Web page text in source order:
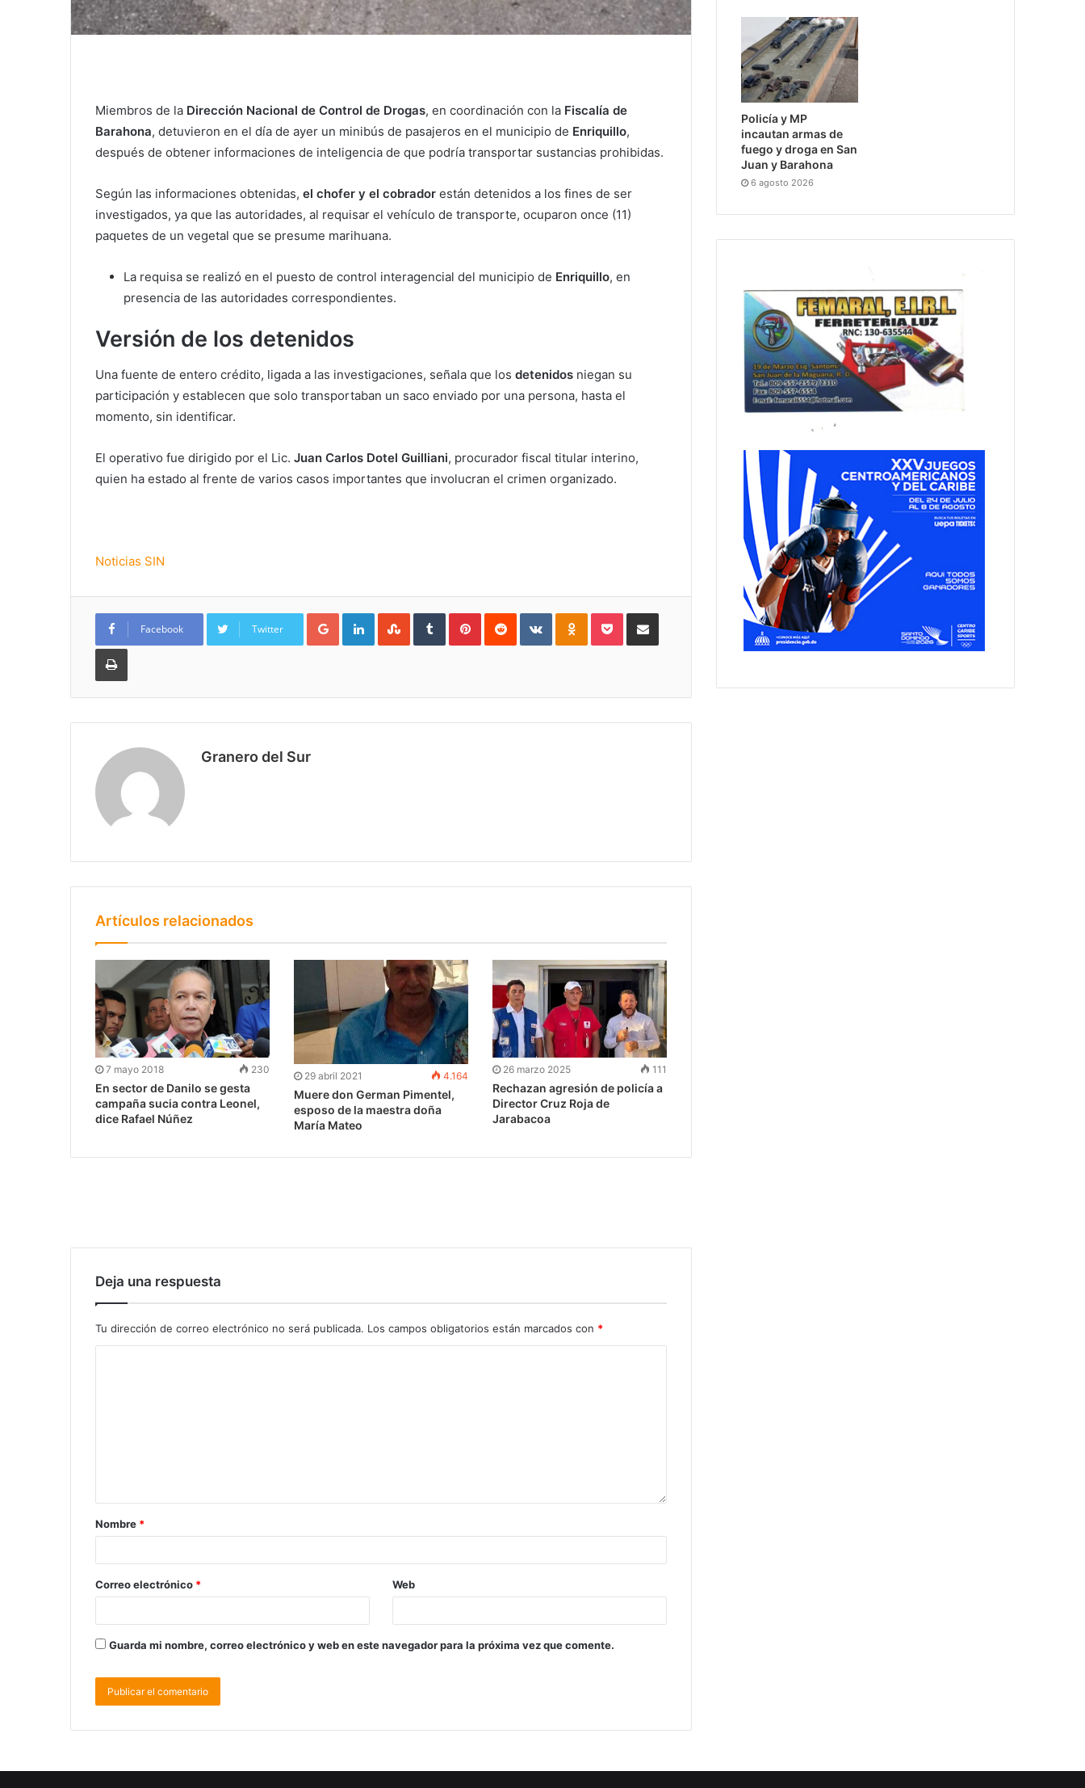
Miembros de la Dirección Nacional de Control de Drogas, en coordinación con la Fiscalía de
Barahona, detuvieron en el día de ayer un minibús de pasajeros en el municipio de Enriquillo,
después de obtener informaciones de inteligencia de que podría transportar sustancias prohibidas.
Según las informaciones obtenidas, el chofer y el cobrador están detenidos a los fines de ser
investigados, ya que las autoridades, al requisar el vehículo de transporte, ocuparon once (11)
paquetes de un vegetal que se presume marihuana.
La requisa se realizó en el puesto de control interagencial del municipio de Enriquillo, en
presencia de las autoridades correspondientes.
Versión de los detenidos
Una fuente de entero crédito, ligada a las investigaciones, señala que los detenidos niegan su
participación y establecen que solo transportaban un saco enviado por una persona, hasta el
momento, sin identificar.
El operativo fue dirigido por el Lic. Juan Carlos Dotel Guilliani, procurador fiscal titular interino,
quien ha estado al frente de varios casos importantes que involucran el crimen organizado.
Noticias SIN
Facebook Twitter
Google+LinkedInStumbleUpon
TumblrPinterestReddit VKontakteOdnoklassniki
PocketCompartir por Correo
Imprimir
Granero del Sur
Artículos relacionados
7 mayo 2018 230
En sector de Danilo se gesta
campaña sucia contra Leonel,
dice Rafael Núñez
29 abril 2021 4.164
Muere don German Pimentel,
esposo de la maestra doña
María Mateo
26 marzo 2025 111
Rechazan agresión de policía a
Director Cruz Roja de
Jarabacoa
Deja una respuesta
Tu dirección de correo electrónico no será publicada. Los campos obligatorios están marcados con *
Nombre *
Correo electrónico * Web
Guarda mi nombre, correo electrónico y web en este navegador para la próxima vez que comente.
Policía y MP
incautan armas de
fuego y droga en San
Juan y Barahona
6 agosto 2026